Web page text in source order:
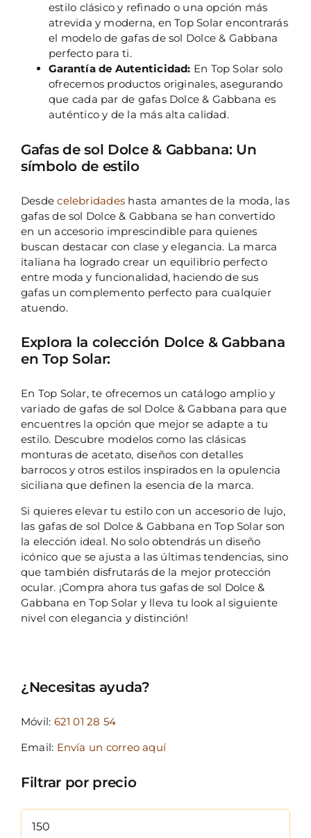
estilo clásico y refinado o una opción más
atrevida y moderna, en Top Solar encontrarás
el modelo de gafas de sol Dolce & Gabbana
perfecto para ti.
Garantía de Autenticidad: En Top Solar solo
ofrecemos productos originales, asegurando
que cada par de gafas Dolce & Gabbana es
auténtico y de la más alta calidad.
Gafas de sol Dolce & Gabbana: Un
símbolo de estilo
Desdecelebridades hasta amantes de la moda, las
gafas de sol Dolce & Gabbana se han convertido
en un accesorio imprescindible para quienes
buscan destacar con clase y elegancia. La marca
italiana ha logrado crear un equilibrio perfecto
entre moda y funcionalidad, haciendo de sus
gafas un complemento perfecto para cualquier
atuendo.
Explora la colección Dolce & Gabbana
en Top Solar:
En Top Solar, te ofrecemos un catálogo amplio y
variado de gafas de sol Dolce & Gabbana para que
encuentres la opción que mejor se adapte a tu
estilo. Descubre modelos como las clásicas
monturas de acetato, diseños con detalles
barrocos y otros estilos inspirados en la opulencia
siciliana que definen la esencia de la marca.
Si quieres elevar tu estilo con un accesorio de lujo,
las gafas de sol Dolce & Gabbana en Top Solar son
la elección ideal. No solo obtendrás un diseño
icónico que se ajusta a las últimas tendencias, sino
que también disfrutarás de la mejor protección
ocular. ¡Compra ahora tus gafas de sol Dolce &
Gabbana en Top Solar y lleva tu look al siguiente
nivel con elegancia y distinción!
¿Necesitas ayuda?
Móvil: 621 01 28 54
Email: Envía un correo aquí
Filtrar por precio
Precio
mínimo